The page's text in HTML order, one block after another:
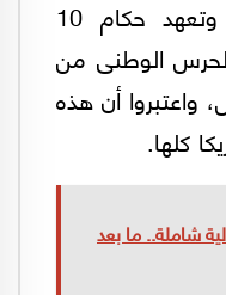
تكساس لتأمين حدودها، وتعهد حكام 10
الوطنى من
واعتبروا أن هذه
كلها.
شاملة.. ما بعد